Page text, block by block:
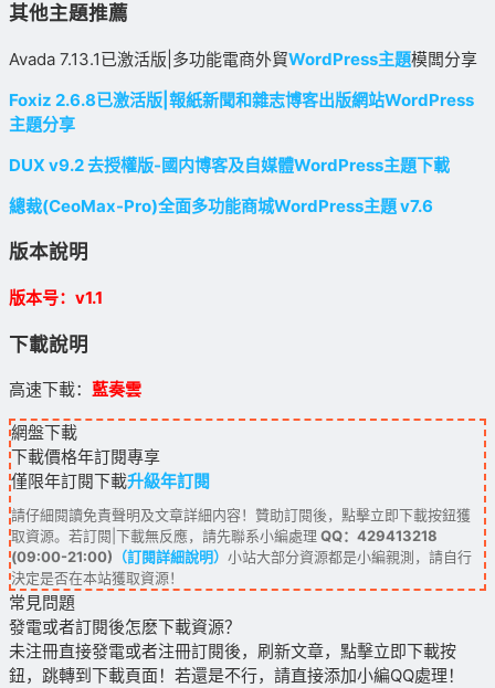
其他主題推薦
Avada 7.13.1已激活版|多功能電商外貿WordPress主題模闆分享
Foxiz 2.6.8已激活版|報紙新聞和雜志博客出版網站WordPress
主題分享
DUX v9.2 去授權版-國内博客及自媒體WordPress主題下載
總裁(CeoMax-Pro)全面多功能商城WordPress主題 v7.6
版本說明
版本号：v1.1
下載說明
高速下載： 藍奏雲
網盤下載
下載價格年訂閱專享
僅限年訂閱下載升級年訂閱
請仔細閱讀免責聲明及文章詳細内容！贊助訂閱後，點擊立即下載按鈕獲
取資源。若訂閱|下載無反應，請先聯系小編處理 QQ：429413218
(09:00-21:00) （訂閱詳細說明） 小站大部分資源都是小編親測，請自行
決定是否在本站獲取資源！
常見問題
發電或者訂閱後怎麽下載資源？
未注冊直接發電或者注冊訂閱後，刷新文章，點擊立即下載按
鈕，跳轉到下載頁面！若還是不行，請直接添加小編QQ處理！